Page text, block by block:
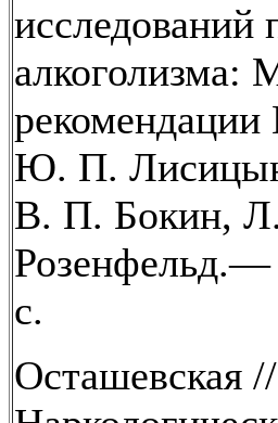
исследований
алкоголизма:
Ю. П.
В. П. Бокин,
с.
Осташевская